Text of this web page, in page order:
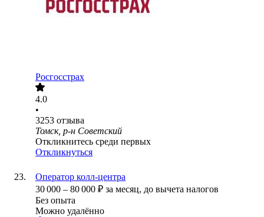
Росгосстрах
4.0
•
3253 отзыва
Томск, р-н Советский
Откликнитесь среди первых
Откликнуться
Оператор колл-центра
30 000 – 80 000 ₽ за месяц, до вычета налогов
Без опыта
Можно удалённо